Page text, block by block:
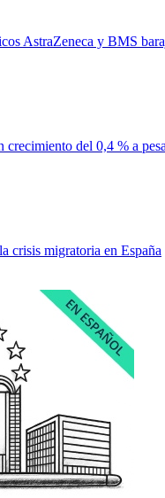
AstraZeneca y BMS
crecimiento del 0,4 % a
crisis migratoria en España